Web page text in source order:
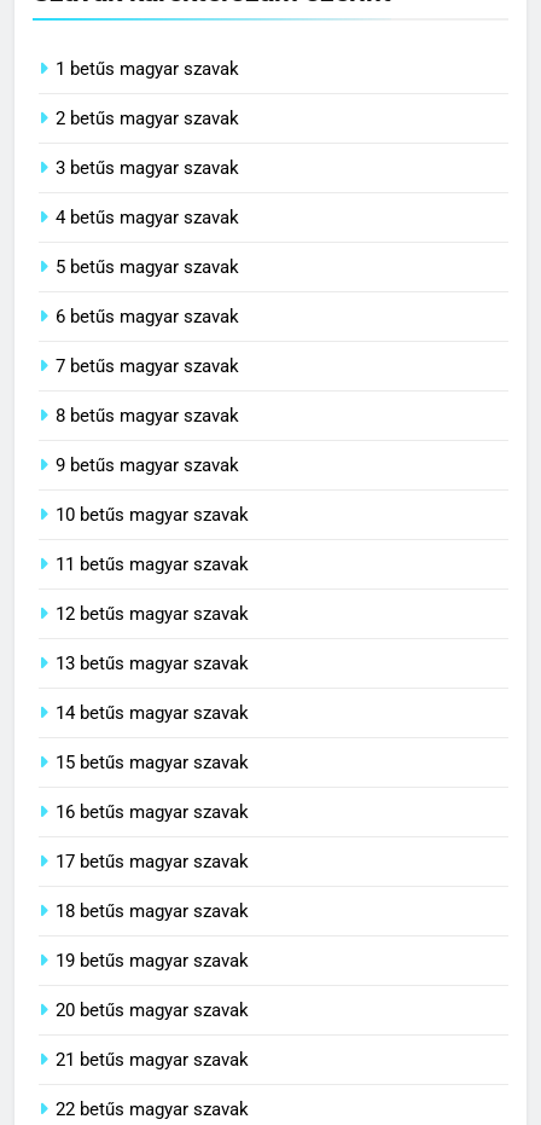
1 betűs magyar szavak
2 betűs magyar szavak
3 betűs magyar szavak
4 betűs magyar szavak
5 betűs magyar szavak
6 betűs magyar szavak
7 betűs magyar szavak
8 betűs magyar szavak
9 betűs magyar szavak
10 betűs magyar szavak
11 betűs magyar szavak
12 betűs magyar szavak
13 betűs magyar szavak
14 betűs magyar szavak
15 betűs magyar szavak
16 betűs magyar szavak
17 betűs magyar szavak
18 betűs magyar szavak
19 betűs magyar szavak
20 betűs magyar szavak
21 betűs magyar szavak
22 betűs magyar szavak